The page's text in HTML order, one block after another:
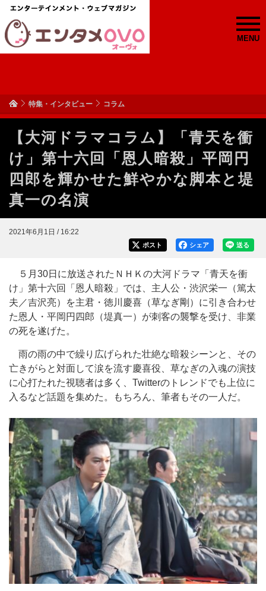
MENU
特集・インタビュー コラム
【大河ドラマコラム】「青天を衝
け」第十六回「恩人暗殺」平岡円
四郎を輝かせた鮮やかな脚本と堤
真一の名演
2021年6月1日 / 16:22
送る
シェア
ポスト
５月30日に放送されたＮＨＫの大河ドラマ「青天を衝
け」第十六回「恩人暗殺」では、主人公・渋沢栄一（篤太
夫／吉沢亮）を主君・徳川慶喜（草なぎ剛）に引き合わせ
た恩人・平岡円四郎（堤真一）が刺客の襲撃を受け、非業
の死を遂げた。
雨の雨の中で繰り広げられた壮絶な暗殺シーンと、その
亡きがらと対面して涙を流す慶喜役、草なぎの入魂の演技
に心打たれた視聴者は多く、Twitterのトレンドでも上位に
入るなど話題を集めた。もちろん、筆者もその一人だ。